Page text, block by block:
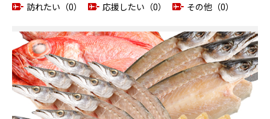
訪れたい（0）
応援したい（0） その他（0）